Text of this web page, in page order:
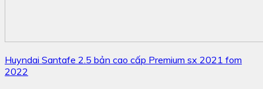
Huyndai Santafe 2.5 bản cao cấp Premium sx 2021 fom
2022